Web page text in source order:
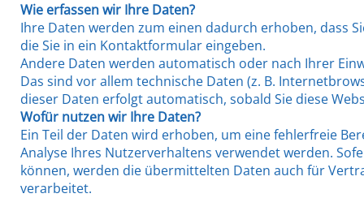
Wie erfassen wir Ihre Daten?
Ihre Daten werden zum einen dadurch erhoben, dass
die Sie in ein Kontaktformular eingeben.
Andere Daten werden automatisch oder nach Ihrer
Das sind vor allem technische Daten (z. B.
dieser Daten erfolgt automatisch, sobald Sie diese
Wofür nutzen wir Ihre Daten?
Ein Teil der Daten wird erhoben, um eine fehlerfreie
Analyse Ihres Nutzerverhaltens verwendet werden.
können, werden die übermittelten Daten auch für
verarbeitet.